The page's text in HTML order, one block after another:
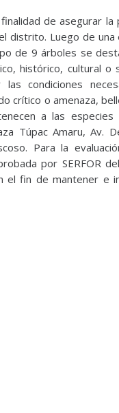
de asegurar la
distrito. Luego de una
de 9 árboles se
histórico, cultural o
condiciones
crítico o amenaza,
a las especies
Túpac Amaru, Av.
Para la
por SERFOR
el fin de mantener e